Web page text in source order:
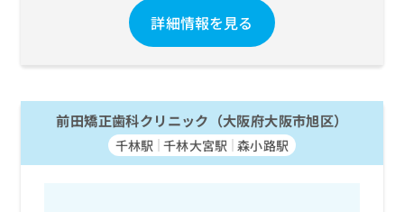
詳細情報を見る
前田矯正歯科クリニック（大阪府大阪市旭区）
千林駅 千林大宮駅 森小路駅